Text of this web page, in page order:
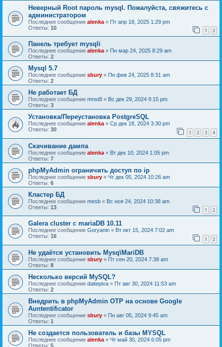
Неверный Root пароль mysql. Пожалуйста, свяжитесь с
администратором
Последнее сообщение alenka « Пт апр 18, 2025 1:29 pm
Ответы: 10 1 2
Панель требует mysqli
Последнее сообщение alenka « Пн мар 24, 2025 8:29 am
Ответы: 2
Mysql 5.7
Последнее сообщение sbury « Пн фев 24, 2025 8:31 am
Ответы: 2
Не работает БД
Последнее сообщение mnst8 « Вс дек 29, 2024 9:15 pm
Ответы: 3
Установка/Переустановка PostgreSQL
Последнее сообщение alenka « Ср дек 18, 2024 3:30 pm
Ответы: 30 1 2 3 4
Скачивание дампа
Последнее сообщение alenka « Вт дек 10, 2024 1:05 pm
Ответы: 7
phpMyAdmin ограничить доступ по ip
Последнее сообщение sbury « Чт дек 05, 2024 10:26 am
Ответы: 6
Кластер БД
Последнее сообщение mesb « Вс ноя 24, 2024 10:38 am
Ответы: 13 1 2
Galera cluster с mariaDB 10.11
Последнее сообщение Goryanin « Вт окт 15, 2024 7:02 am
Ответы: 16 1 2
Не удаётся установить Mysq\MariDB
Последнее сообщение sbury « Пт сен 20, 2024 7:38 am
Ответы: 8
Несколько версий MySQL?
Последнее сообщение daitepiva « Пт авг 30, 2024 11:53 am
Ответы: 2
Внедрить в phpMyAdmin OTP на основе Google
Auntentificator
Последнее сообщение sbury « Пн авг 05, 2024 9:45 am
Ответы: 1
Не создается пользователь и базы MYSQL
Последнее сообщение alenka « Чт май 30, 2024 6:05 pm
Ответы: 5